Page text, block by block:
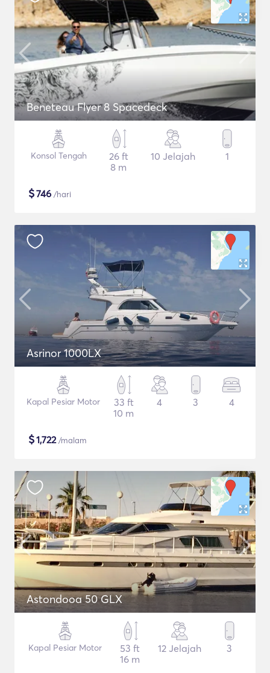
Beneteau Flyer 8 Spacedeck
Konsol Tengah
26 ft
8 m
10 Jelajah 1
$746 /hari
Asrinor 1000LX
Kapal Pesiar Motor
33 ft
10 m
4 3 4
$1,722/malam
Astondooa 50 GLX
Kapal Pesiar Motor
53 ft
16 m
12 Jelajah 3